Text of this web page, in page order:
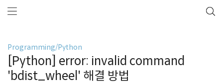
Programming/Python
[Python] error: invalid command
'bdist_wheel' 해결 방법